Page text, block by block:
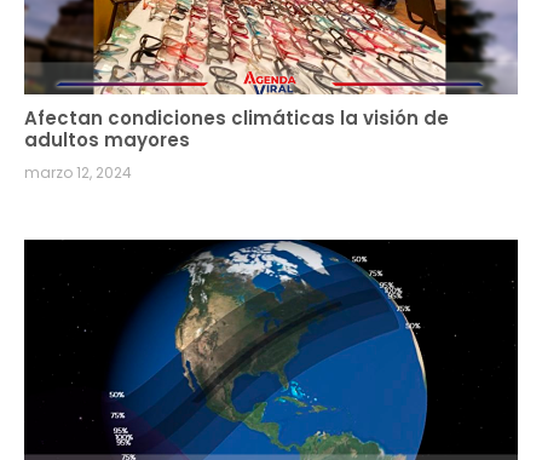
Afectan condiciones climáticas la visión de
adultos mayores
marzo 12, 2024